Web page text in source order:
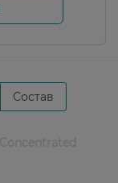
Состав